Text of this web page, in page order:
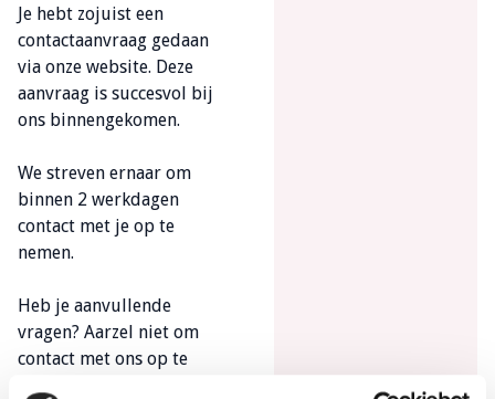
Je hebt zojuist een
contactaanvraag gedaan
via onze website. Deze
aanvraag is succesvol bij
ons binnengekomen.
We streven ernaar om
binnen 2 werkdagen
contact met je op te
nemen.
Heb je aanvullende
vragen? Aarzel niet om
contact met ons op te